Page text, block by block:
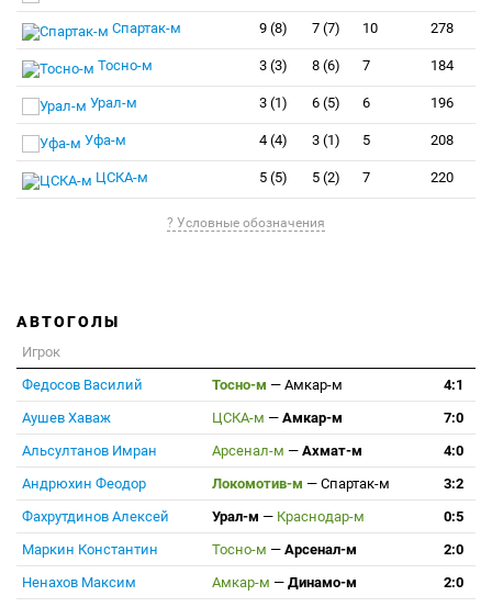
Спартак-м 9 (8) 7 (7) 10 278
Тосно-м 3 (3) 8 (6) 7 184
Урал-м 3 (1) 6 (5) 6 196
Уфа-м 4 (4) 3 (1) 5 208
ЦСКА-м 5 (5) 5 (2) 7 220
? Условные обозначения
АВТОГОЛЫ
Игрок
Федосов Василий
Тосно-м — Амкар-м
4:1
Аушев Хаваж
ЦСКА-м — Амкар-м
7:0
Альсултанов Имран
Арсенал-м — Ахмат-м
4:0
Андрюхин Феодор
Локомотив-м — Спартак-м
3:2
Фахрутдинов Алексей
Урал-м — Краснодар-м
0:5
Маркин Константин
Тосно-м — Арсенал-м
2:0
Ненахов Максим
Амкар-м — Динамо-м 2:0